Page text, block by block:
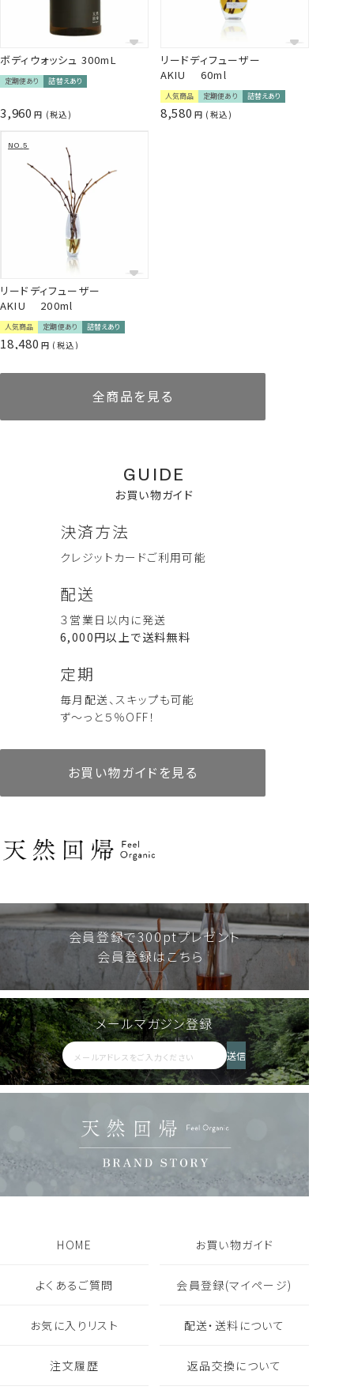
通常価格 3,960円 → 3,762円（定期便価格 5％OFF）
✔ 送料無料
✔ 注文の手間いらず
毎月自動でお届け。スキップも可能です。
✔ 継続特典あり
長くご利用いただくと、サプライズで素敵なプレゼントが！
【定期便ご利用のご注意】
・2回目以降はパウチのみのお届けとなります
・アイテムや香りの変更はできません。
・3ヶ月以上のご利用をお願いしております。
【定期便はこんな方におすすめ】
✔ お気に入りのヘアケア、香りを長く楽しみたい方
✔ 注文の手間なく、毎月商品を受け取りたい方
✔ 環境にやさしい詰替えスタイルを選びたい方
*1：アルニカ花エキス、オランダガラシ葉/ 茎エキス、セイヨウア
カマツ球果エキス、ローマカミツレ花エキス、オドリコソウ花/
葉/ 茎エキス、セイヨウキズタ葉/ 茎エキス、ローズマリー葉エキ
ス、ゴボウ根エキス、ニンニク根エキス（全て保湿、整肌成分）
*2：ヒマワリ種子油、ダイズ油、シアバター（全て保湿成分）
使い方
お手持ちのボトルに中身を移し替えてご使用ください。
ゆっくりと深呼吸しながら天然精油の香りを感じ、毛先から髪全
体になじませてください。
・ショートヘア：0.5PUSH
・ミディアムヘア：1PUSH
・ロングヘア：1.5〜2PUSH
ボディウォッシュ 300mL
定期便あり 詰替えあり
3,960 税込
リードディフューザー
AKIU 60ml
人気商品 定期便あり 詰替えあり
8,580 税込
リードディフューザー
AKIU 200ml
人気商品 定期便あり 詰替えあり
18,480 税込
全商品を見る
詰替えあり
税込
ハンド＆ボディケア一覧を見る
AKIU 60ml
定期便あり 詰替えあり
税込 2,750
人気商品 定期便あり 詰替えあり
18,480
アロマウォーター HIBA
2,200 税込
リートセット）
税込 6,000
人気商品 定期便あり 詰替えあり
8,580 税込
リードディフューザー
AKIU 200ml
人気商品 定期便あり 詰替えあり
18,480 税込
シャンプー・トリートメント
人気商品 定期便あり 詰替えあり
8,360 税込
ギフト・セット商品一覧を見る
GUIDE
お買い物ガイド
決済方法
クレジットカードご利用可能
配送
３営業日以内に発送
6,000円以上で送料無料
定期
毎月配送、スキップも可能
ず～っと５％OFF！
お買い物ガイドを見る
会員登録で300ptプレゼント
会員登録はこちら
メールマガジン登録
送信
HOME お買い物ガイド
よくあるご質問 会員登録(マイページ)
お気に入りリスト 配送・送料について
注文履歴 返品交換について